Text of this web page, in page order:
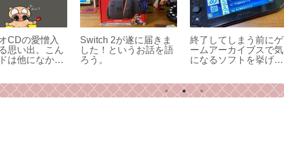
CDの愛憎入
思い出。こん
は他になかっ
Switch 2が遂に届きま
した！というお話を語
ろう。
終了してしまう前にゲ
ームアーカイブスで気
になるソフトを挙げて